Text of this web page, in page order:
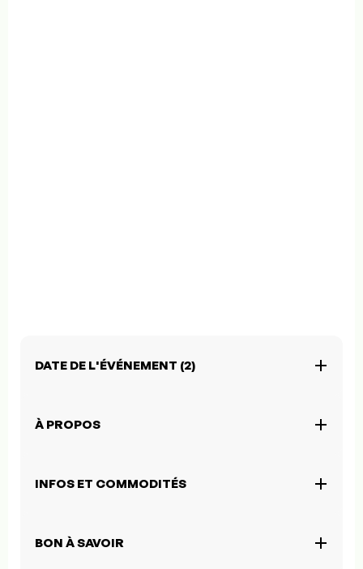
DATE DE L'ÉVÉNEMENT (2)
À PROPOS
INFOS ET COMMODITÉS
BON À SAVOIR